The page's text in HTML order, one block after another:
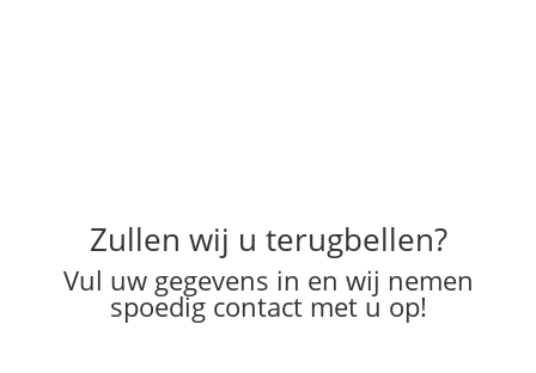
Zullen wij u terugbellen?
Vul uw gegevens in en wij nemen
spoedig contact met u op!